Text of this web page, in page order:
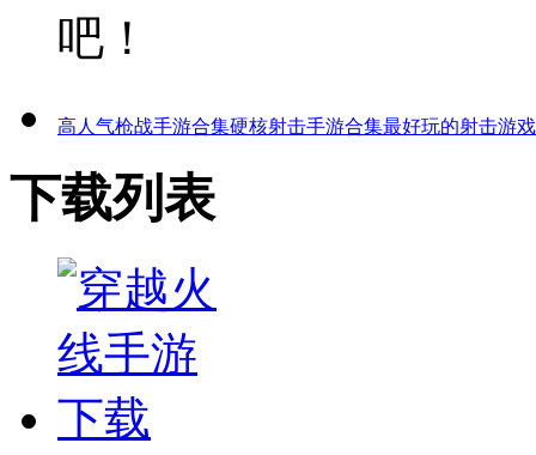
吧！
高人气枪战手游合集硬核射击手游合集最好玩的射击游
下载列表